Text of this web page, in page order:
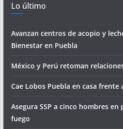
Lo último
Avanzan centros de acopio y
Bienestar en Puebla
México y Perú retoman
Cae Lobos Puebla en casa frente
Asegura SSP a cinco hombres
fuego